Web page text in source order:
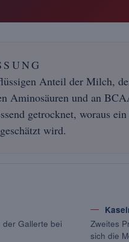
Anteil der Milch,
Aminosäuren und an
getrocknet, woraus
wird.
der Gallerte bei
Zweites
sich die